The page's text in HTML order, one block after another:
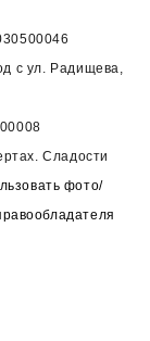
с ул. Радищева,
Сладости
фото/